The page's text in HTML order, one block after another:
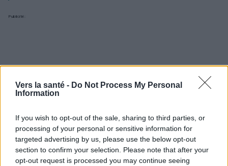
Vers la santé - Do Not Process My Personal
Information
If you wish to opt-out of the sale, sharing to third parties, or
processing of your personal or sensitive information for
targeted advertising by us, please use the below opt-out
section to confirm your selection. Please note that after your
opt-out request is processed you may continue seeing
Publicité: